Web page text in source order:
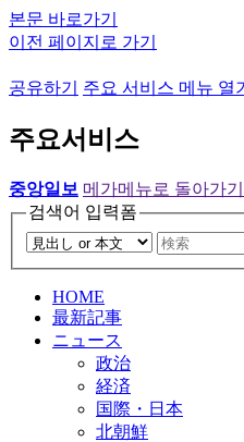
본문 바로가기
이전 페이지로 가기
공유하기 주요 서비스 메뉴 열기
주요서비스
중앙일보 메가메뉴로 돌아가기
검색어 입력폼
HOME
最新記事
ニュース
政治
経済
国際・日本
北朝鮮